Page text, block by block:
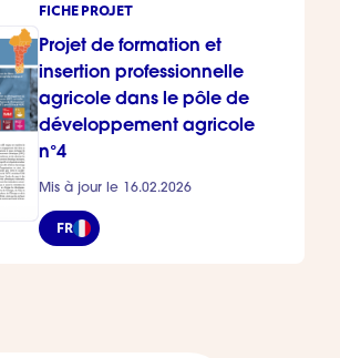
FICHE PROJET
Projet de formation et
insertion professionnelle
agricole dans le pôle de
développement agricole
n°4
Mis à jour le 16.02.2026
FR